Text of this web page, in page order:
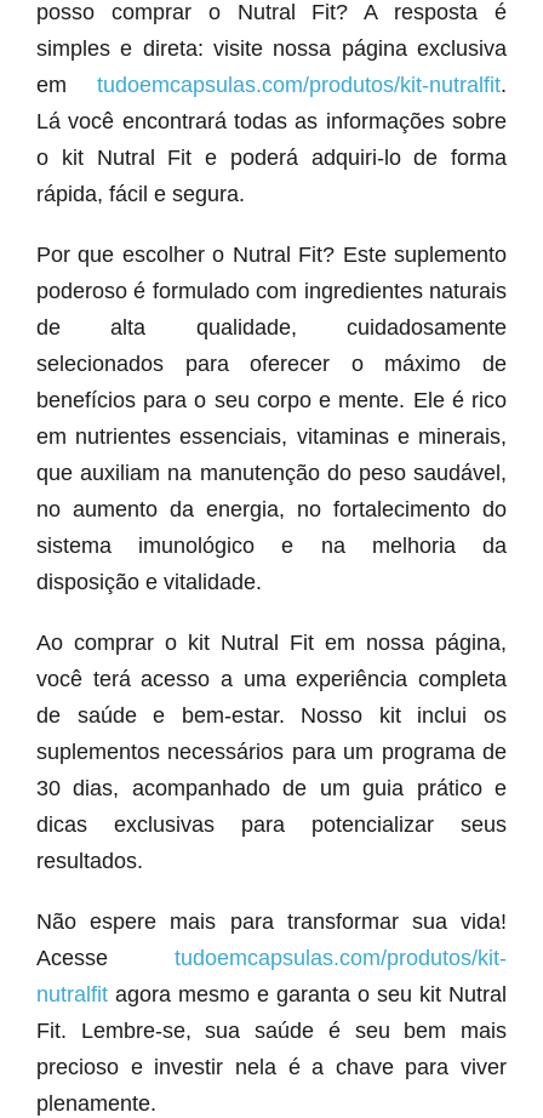
posso comprar o Nutral Fit? A resposta é
simples e direta: visite nossa página exclusiva
em tudoemcapsulas.com/produtos/kit-nutralfit.
Lá você encontrará todas as informações sobre
o kit Nutral Fit e poderá adquiri-lo de forma
rápida, fácil e segura.
Por que escolher o Nutral Fit? Este suplemento
poderoso é formulado com ingredientes naturais
de alta qualidade, cuidadosamente
selecionados para oferecer o máximo de
benefícios para o seu corpo e mente. Ele é rico
em nutrientes essenciais, vitaminas e minerais,
que auxiliam na manutenção do peso saudável,
no aumento da energia, no fortalecimento do
sistema imunológico e na melhoria da
disposição e vitalidade.
Ao comprar o kit Nutral Fit em nossa página,
você terá acesso a uma experiência completa
de saúde e bem-estar. Nosso kit inclui os
suplementos necessários para um programa de
30 dias, acompanhado de um guia prático e
dicas exclusivas para potencializar seus
resultados.
Não espere mais para transformar sua vida!
Acesse tudoemcapsulas.com/produtos/kit-
nutralfit agora mesmo e garanta o seu kit Nutral
Fit. Lembre-se, sua saúde é seu bem mais
precioso e investir nela é a chave para viver
plenamente.